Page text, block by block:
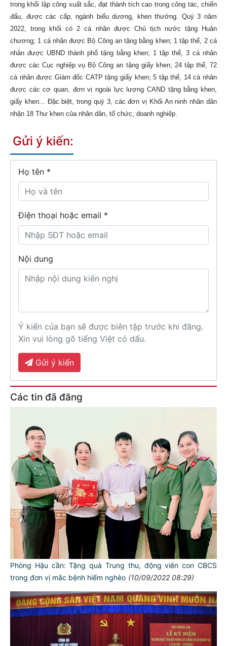
trong khối lập công xuất sắc, đạt thành tích cao trong công tác, chiến
đấu, được các cấp, ngành biểu dương, khen thưởng. Quý 3 năm
2022, trong khối có 2 cá nhân được Chủ tịch nước tặng Huân
chương; 1 cá nhân được Bộ Công an tặng bằng khen; 1 tập thể, 2 cá
nhân được UBND thành phố tặng bằng khen; 1 tập thể, 3 cá nhân
được các Cục nghiệp vụ Bộ Công an tặng giấy khen; 24 tập thể, 72
cá nhân được Giám đốc CATP tặng giấy khen; 5 tập thể, 14 cá nhân
được các cơ quan, đơn vị ngoài lực lượng CAND tặng bằng khen,
giấy khen... Đặc biệt, trong quý 3, các đơn vị Khối An ninh nhân dân
nhận 18 Thư khen của nhân dân, tổ chức, doanh nghiệp.
Gửi ý kiến:
Họ tên *
Điện thoại hoặc email *
Nội dung
Ý kiến của bạn sẽ được biên tập trước khi đăng.
Xin vui lòng gõ tiếng Việt có dấu.
Gửi ý kiến
Các tin đã đăng
Phòng Hậu cần: Tặng quà Trung thu, động viên con CBCS
trong đơn vị mắc bệnh hiểm nghèo (10/09/2022 08:29)